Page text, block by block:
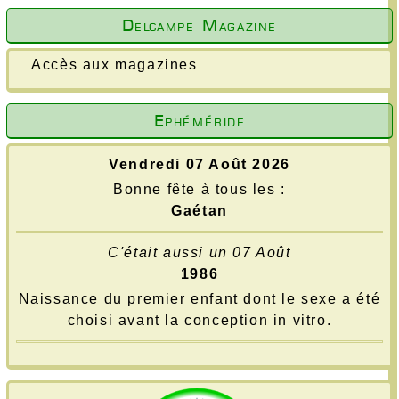
Delcampe Magazine
Accès aux magazines
Ephéméride
Vendredi 07 Août 2026
Bonne fête à tous les :
Gaétan
C'était aussi un 07 Août
1986
Naissance du premier enfant dont le sexe a été
choisi avant la conception in vitro.